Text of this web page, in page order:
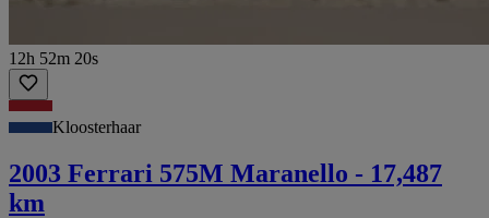
12h 52m 20s
Kloosterhaar
2003 Ferrari 575M Maranello - 17,487
km